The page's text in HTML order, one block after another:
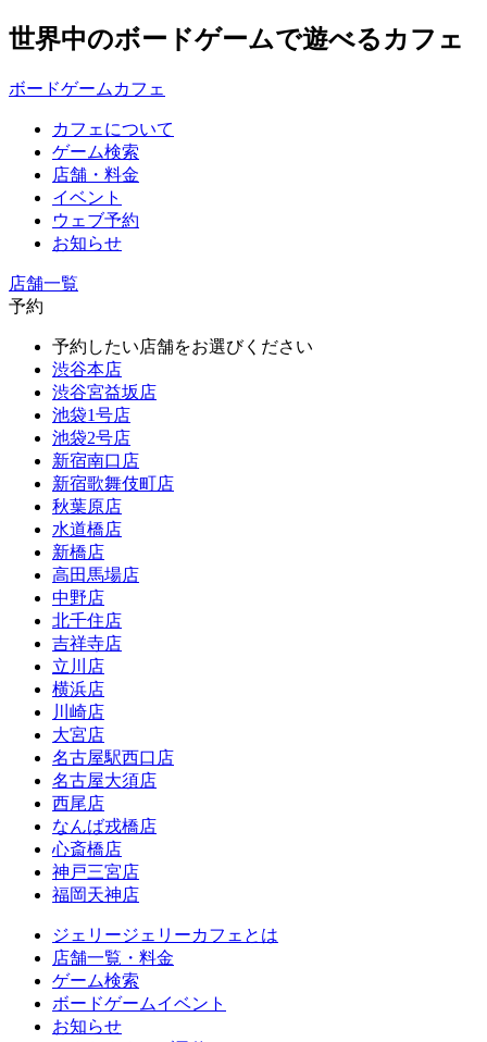
世界中のボードゲームで遊べるカフェ
ボードゲームカフェ
カフェについて
ゲーム検索
店舗・料金
イベント
ウェブ予約
お知らせ
店舗一覧
予約
予約したい店舗をお選びください
渋谷本店
渋谷宮益坂店
池袋1号店
池袋2号店
新宿南口店
新宿歌舞伎町店
秋葉原店
水道橋店
新橋店
高田馬場店
中野店
北千住店
吉祥寺店
立川店
横浜店
川崎店
大宮店
名古屋駅西口店
名古屋大須店
西尾店
なんば戎橋店
心斎橋店
神戸三宮店
福岡天神店
ジェリージェリーカフェとは
店舗一覧・料金
ゲーム検索
ボードゲームイベント
お知らせ